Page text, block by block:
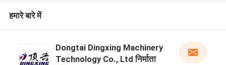
हमारे बारे में
Dongtai Dingxing Machinery
Technology Co., Ltd निर्माता